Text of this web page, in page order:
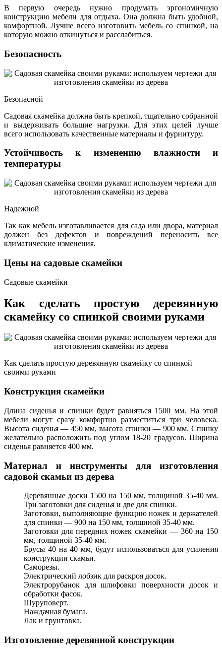
В первую очередь нужно продумать эргономичную
конструкцию мебели для отдыха. Она должна быть удобной,
комфортной. Лучше всего изготовить мебель со спинкой, на
которую можно откинуться и расслабиться.
Безопасность
Безопасной
Садовая скамейка должна быть крепкой, тщательно собранной
и выдерживать большие нагрузки. Для этих целей лучше
всего использовать качественные материалы и фурнитуру.
Устойчивость к изменению влажности и
температуры
Надежной
Так как мебель изготавливается для сада или двора, материал
должен без дефектов и повреждений переносить все
климатические изменения.
Цены на садовые скамейки
Садовые скамейки
Как сделать простую деревянную
скамейку со спинкой своими руками
Как сделать простую деревянную скамейку со спинкой
своими руками
Конструкция скамейки
Длина сиденья и спинки будет равняться 1500 мм. На этой
мебели могут сразу комфортно разместиться три человека.
Высота сиденья — 450 мм, высота спинки — 900 мм. Спинку
желательно расположить под углом 18-20 градусов. Ширина
сиденья равняется 400 мм.
Материал и инструменты для изготовления
садовой скамьи из дерева
Деревянные доски 1500 на 150 мм, толщиной 35-40 мм.
Три заготовки для сиденья и две для спинки.
Заготовки, выполняющие функцию ножек и держателей
для спинки — 900 на 150 мм, толщиной 35-40 мм.
Заготовки для передних ножек скамейки — 360 на 150
мм, толщиной 35-40 мм.
Брусы 40 на 40 мм, будут использоваться для усиления
конструкции скамьи.
Саморезы.
Электрический лобзик для раскроя досок.
Электрорубанок для шлифовки поверхности досок и
обработки фасок.
Шуруповерт.
Наждачная бумага.
Лак и грунтовка.
Изготовление деревянной конструкции